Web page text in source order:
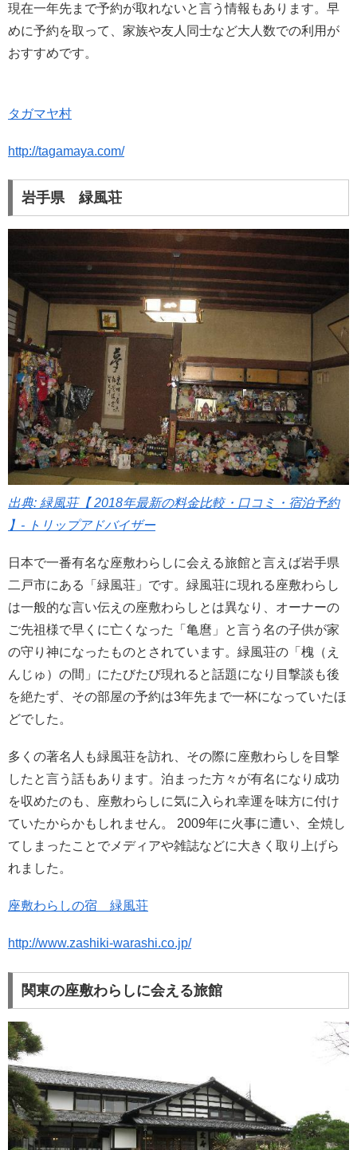
現在一年先まで予約が取れないと言う情報もあります。早
めに予約を取って、家族や友人同士など大人数での利用が
おすすめです。
タガマヤ村
http://tagamaya.com/
岩手県 緑風荘
出典: 緑風荘【 2018年最新の料金比較・口コミ・宿泊予約
】- トリップアドバイザー
日本で一番有名な座敷わらしに会える旅館と言えば岩手県
二戸市にある「緑風荘」です。緑風荘に現れる座敷わらし
は一般的な言い伝えの座敷わらしとは異なり、オーナーの
ご先祖様で早くに亡くなった「亀麿」と言う名の子供が家
の守り神になったものとされています。緑風荘の「槐（え
んじゅ）の間」にたびたび現れると話題になり目撃談も後
を絶たず、その部屋の予約は3年先まで一杯になっていたほ
どでした。
多くの著名人も緑風荘を訪れ、その際に座敷わらしを目撃
したと言う話もあります。泊まった方々が有名になり成功
を収めたのも、座敷わらしに気に入られ幸運を味方に付け
ていたからかもしれません。 2009年に火事に遭い、全焼し
てしまったことでメディアや雑誌などに大きく取り上げら
れました。
座敷わらしの宿 緑風荘
http://www.zashiki-warashi.co.jp/
関東の座敷わらしに会える旅館